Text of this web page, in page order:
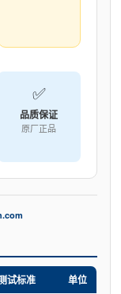
✅
品质保证
原厂正品
试标准 单位